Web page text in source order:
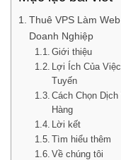
Thuê VPS Làm
Doanh Nghiệp
Giới thiệu
Lợi Ích Của
Tuyến
Cách Chọn
Hàng
Lời kết
Tìm hiểu thêm
Về chúng tôi